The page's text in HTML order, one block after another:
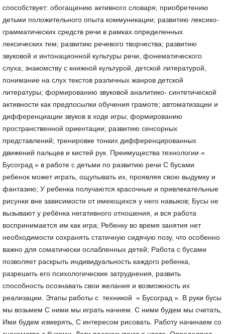
способствует: обогащению активного словаря; приобретению
детьми положительного опыта коммуникации; развитию лексико-
грамматических средств речи в рамках определенных
лексических тем; развитию речевого творчества; развитию
звуковой и интонационной культуры речи, фонематического
слуха; знакомству с книжной культурой, детской литературой,
понимание на слух текстов различных жанров детской
литературы; формированию звуковой аналитико- синтетической
активности как предпосылки обучения грамоте; автоматизации и
дифференциации звуков в ходе игры; формированию
пространственной ориентации; развитию сенсорных
представлений; тренировке тонких дифференцированных
движений пальцев и кистей рук. Преимущества технологии «
Бусоград » в работе с детьми по развитию речи С бусами
ребенок может играть, ощупывать их, проявляя свою выдумку и
фантазию; У ребенка получаются красочные и привлекательные
рисунки вне зависимости от имеющихся у него навыков; Бусы не
вызывают у ребёнка негативного отношения, и вся работа
воспринимается им как игра; Ребенку во время занятия нет
необходимости сохранять статичную сидячую позу, что особенно
важно для соматически ослабленных детей; Работа с бусами
позволяет раскрыть индивидуальность каждого ребенка,
разрешить его психологические затруднения, развить
способность осознавать свои желания и возможность их
реализации. Этапы работы с техникой « Бусоград ». В руки бусы
мы возьмем С ними мы играть начнем. С ними будем мы считать,
Ими будем измерять, С интересом рисовать. Работу начинаем со